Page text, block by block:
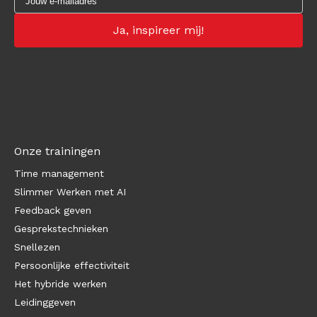
Onze trainingen
Time management
Slimmer Werken met AI
Feedback geven
Gesprekstechnieken
Snellezen
Persoonlijke effectiviteit
Het hybride werken
Leidinggeven